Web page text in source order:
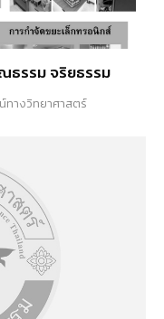
ธรรม จริยธรรม
างวิทยาศาสตร์